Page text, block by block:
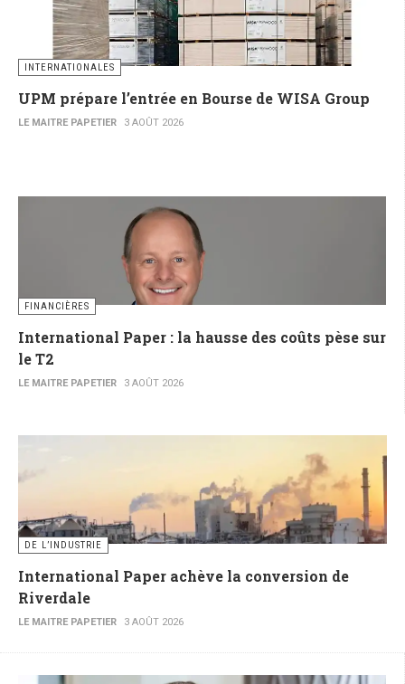
INTERNATIONALES
UPM prépare l’entrée en Bourse de WISA Group
LE MAITRE PAPETIER 3 AOÛT 2026
FINANCIÈRES
International Paper : la hausse des coûts pèse sur
le T2
LE MAITRE PAPETIER 3 AOÛT 2026
DE L’INDUSTRIE
International Paper achève la conversion de
Riverdale
LE MAITRE PAPETIER 3 AOÛT 2026